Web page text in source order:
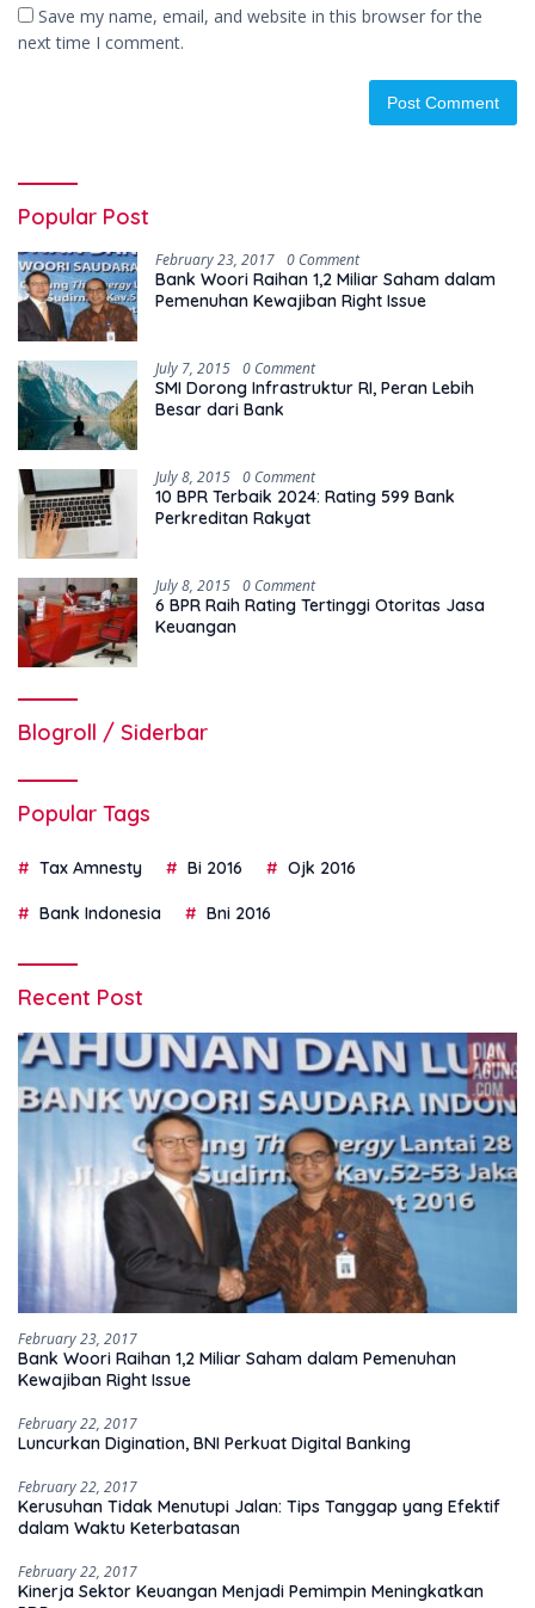
Save my name, email, and website in this browser for the
next time I comment.
Popular Post
February 23, 2017 0 Comment
Bank Woori Raihan 1,2 Miliar Saham dalam
Pemenuhan Kewajiban Right Issue
July 7, 2015 0 Comment
SMI Dorong Infrastruktur RI, Peran Lebih
Besar dari Bank
July 8, 2015 0 Comment
10 BPR Terbaik 2024: Rating 599 Bank
Perkreditan Rakyat
July 8, 2015 0 Comment
6 BPR Raih Rating Tertinggi Otoritas Jasa
Keuangan
Blogroll / Siderbar
Popular Tags
Tax Amnesty Bi 2016 Ojk 2016
Bank Indonesia Bni 2016
Recent Post
February 23, 2017
Bank Woori Raihan 1,2 Miliar Saham dalam Pemenuhan
Kewajiban Right Issue
February 22, 2017
Luncurkan Digination, BNI Perkuat Digital Banking
February 22, 2017
Kerusuhan Tidak Menutupi Jalan: Tips Tanggap yang Efektif
dalam Waktu Keterbatasan
February 22, 2017
Kinerja Sektor Keuangan Menjadi Pemimpin Meningkatkan